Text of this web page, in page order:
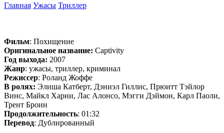
Главная Ужасы Триллер
Фильм: Похищение
Оригинальное название: Captivity
Год выхода: 2007
Жанр: ужасы, триллер, криминал
Режиссер: Роланд Жоффе
В ролях: Элиша Катберт, Дэниэл Гиллис, Прюитт Тэйлор
Винс, Майкл Харни, Лас Алонсо, Мэгги Дэймон, Карл Паоли,
Трент Броин
Продолжительность: 01:32
Перевод: Дублированный